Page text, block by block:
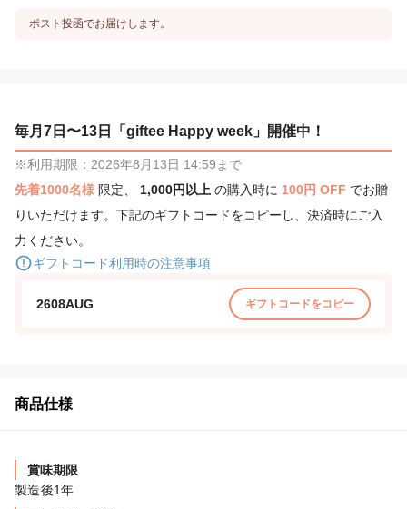
ポスト投函でお届けします。
毎月7日〜13日「giftee Happy week」開催中！
※利用期限：2026年8月13日 14:59まで
先着1000名様 限定、 1,000円以上 の購入時に 100円 OFF でお贈
りいただけます。下記のギフトコードをコピーし、決済時にご入
力ください。
ギフトコード利用時の注意事項
2608AUG ギフトコードをコピー
商品仕様
賞味期限
製造後1年